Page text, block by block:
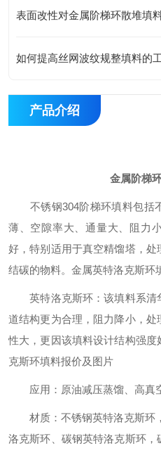
表面改性对金属阶梯环散堆填
如何提高丝网波纹规整填料的
产品介绍
金属阶梯
不锈钢304阶梯环填料包括
薄、空隙率大、通量大、阻力
好，特别适用于真空精馏塔，
结碳的物料。金属英特洛克斯环
英特洛克斯环：该填料系清
道结构更为合理，阻力降小，
性大，更因该填料设计结构强
克斯环填料报价及图片
应用：原油减压蒸馏、高真空
材质：不锈钢英特洛克斯环，
洛克斯环、碳钢英特洛克斯环，